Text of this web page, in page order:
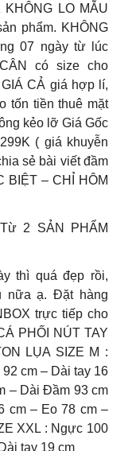
LO MẪU
phẩm. KHÔNG
07 ngày từ lúc
có size cho
CẢ giá hợp lí,
tốn tiền thuê mặt
kẻo lỡ Giá Gốc
( giá khuyễn
sẻ bài viết đầm
BIỆT – CHỈ HÔM
2 SẢN PHẨM
thì quá đẹp rồi,
nữa ạ. Đặt hàng
trực tiếp cho
PHỐI NÚT TAY
LỤA SIZE M :
cm – Dài tay 16
– Dài Đầm 93 cm
cm – Eo 78 cm –
XXL : Ngực 100
tay 19 cm